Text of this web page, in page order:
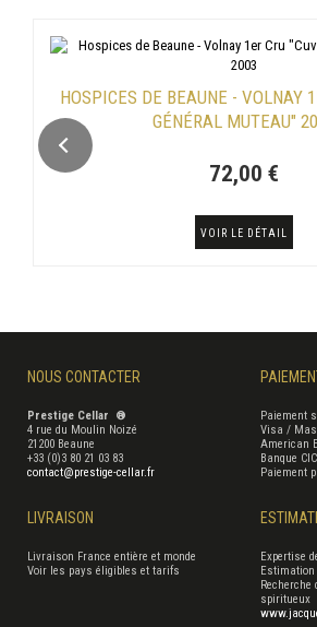
HOSPICES DE BEAUNE - VOLNAY
GÉNÉRAL MUTEAU"
72,00 €
VOIR LE DÉTAIL
NOUS CONTACTER
Prestige Cellar ®
4 rue du Moulin Noizé
21200 Beaune
+33 (0)3 80 21 03 83
contact@prestige-cellar.fr
Paiement
Visa /
American
Banque CIC
Paiement
LIVRAISON
Livraison France entière et monde
Voir les pays éligibles et tarifs
Expertise
spiritueux